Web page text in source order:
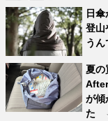
日
登山
うん
夏の
が傾
た